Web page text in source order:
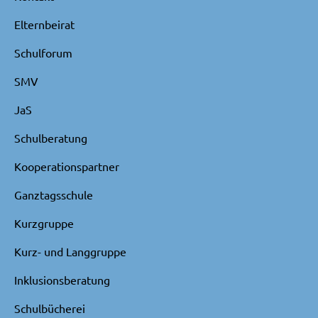
Elternbeirat
Schulforum
SMV
JaS
Schulberatung
Kooperationspartner
Ganztagsschule
Kurzgruppe
Kurz- und Langgruppe
Inklusionsberatung
Schulbücherei